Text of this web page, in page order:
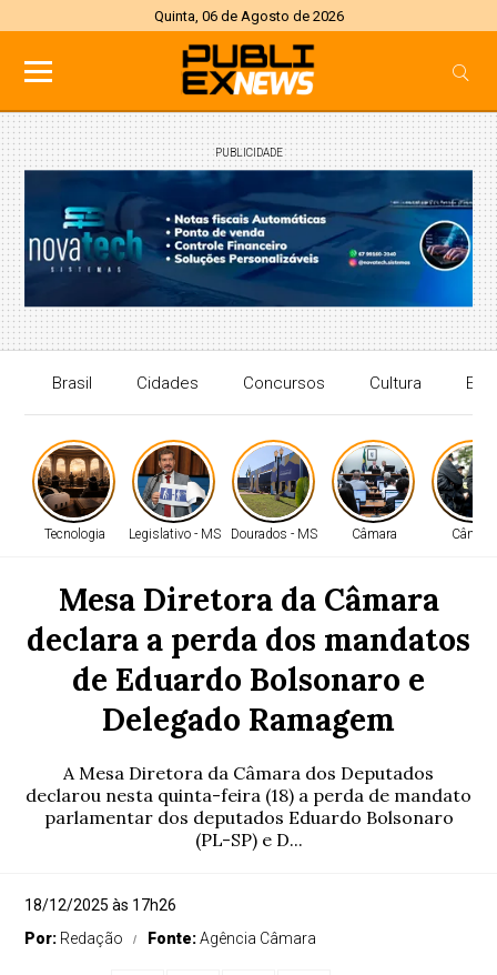
Quinta, 06 de Agosto de 2026
PUBLICIDADE
Brasil Cidades Concursos Cultura
Tecnologia Legislativo - MS Dourados - MS Câmara Câmara
Mesa Diretora da Câmara
declara a perda dos mandatos
de Eduardo Bolsonaro e
Delegado Ramagem
A Mesa Diretora da Câmara dos Deputados
declarou nesta quinta-feira (18) a perda de mandato
parlamentar dos deputados Eduardo Bolsonaro
(PL-SP) e D...
18/12/2025 às 17h26
Por: Redação Fonte:Agência Câmara